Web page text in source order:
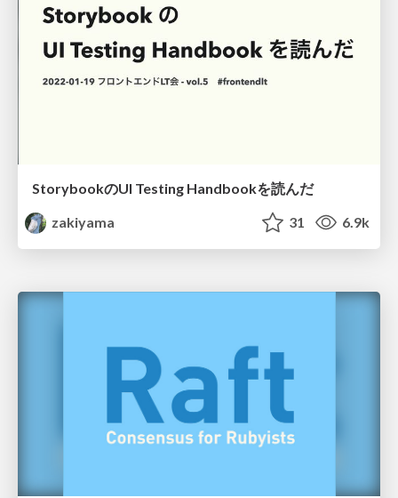
StorybookのUI Testing Handbookを読んだ
zakiyama
31 6.9k